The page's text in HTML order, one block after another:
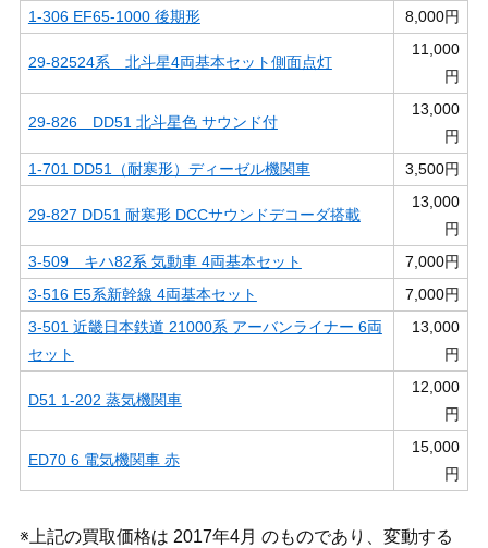
1-306 EF65-1000 後期形
8,000円
29-82524系 北斗星4両基本セット側面点灯
11,000
円
29-826 DD51 北斗星色 サウンド付
13,000
円
1-701 DD51（耐寒形）ディーゼル機関車
3,500円
29-827 DD51 耐寒形 DCCサウンドデコーダ搭載
13,000
円
3-509 キハ82系 気動車 4両基本セット
7,000円
3-516 E5系新幹線 4両基本セット
7,000円
3-501 近畿日本鉄道 21000系 アーバンライナー 6両
セット
13,000
円
D51 1-202 蒸気機関車
12,000
円
ED70 6 電気機関車 赤
15,000
円
※上記の買取価格は 2017年4月 のものであり、変動する